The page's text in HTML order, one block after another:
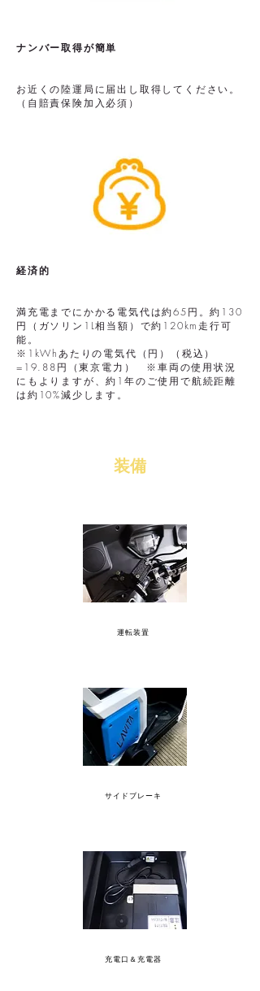
ナンバー取得が簡単
お近くの陸運局に届出し取得してください。
（自賠責保険加入必須）
経済的
満充電までにかかる電気代は約65円。約130
円（ガソリン1L相当額）で約120km走行可
能。
※1kWhあたりの電気代（円）（税込）
=19.88円（東京電力） ※車両の使用状況
にもよりますが、約1年のご使用で航続距離
は約10%減少します。
​装備
運転装置
サイドブレーキ
充電口＆充電器